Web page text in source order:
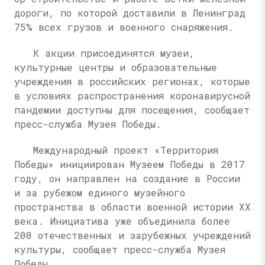
дороги, по которой доставили в Ленинград
75% всех грузов и военного снаряжения.
К акции присоединятся музеи,
культурные центры и образовательные
учреждения в российских регионах, которые
в условиях распространения коронавирусной
пандемии доступны для посещения, сообщает
пресс-служба Музея Победы.
Международный проект «Территория
Победы» инициирован Музеем Победы в 2017
году, он направлен на создание в России
и за рубежом единого музейного
пространства в области военной истории XX
века. Инициатива уже объединила более
200 отечественных и зарубежных учреждений
культуры, сообщает пресс-служба Музея